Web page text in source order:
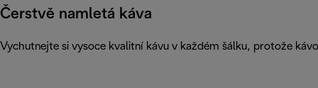
Čerstvě namletá káva
Vychutnejte si vysoce kvalitní kávu v každém šálku, protože